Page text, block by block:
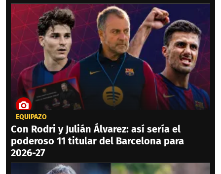
EQUIPAZO
Con Rodri y Julián Álvarez: así sería el
poderoso 11 titular del Barcelona para
2026-27